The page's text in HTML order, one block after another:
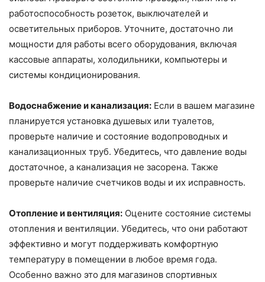
работоспособность розеток, выключателей и
осветительных приборов. Уточните, достаточно ли
мощности для работы всего оборудования, включая
кассовые аппараты, холодильники, компьютеры и
системы кондиционирования.
Водоснабжение и канализация: Если в вашем магазине
планируется установка душевых или туалетов,
проверьте наличие и состояние водопроводных и
канализационных труб. Убедитесь, что давление воды
достаточное, а канализация не засорена. Также
проверьте наличие счетчиков воды и их исправность.
Отопление и вентиляция: Оцените состояние системы
отопления и вентиляции. Убедитесь, что они работают
эффективно и могут поддерживать комфортную
температуру в помещении в любое время года.
Особенно важно это для магазинов спортивных